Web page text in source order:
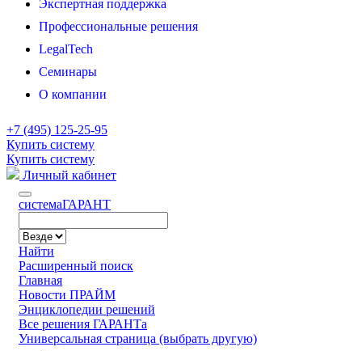
Новости
Все решения ГАРАНТа
Экспертная поддержка
Профессиональные решения
Предприятию
Бухгалтеру
Юристу
Индивидуальное решение
LegalTech
Аналитическая Система “Сутяжник”
Конструктор правовых документов
Гарант Тендер
Экспресс Согласование
Гарант Диск
Гарант Коннект
Онлайн Патент Стандарт
Бизнес на контроле
Гарант ДокМэйл
ЧекДок
Семинары
О компании
Патенты и сертификаты
Вакансии
+7 (495) 125-25-95
Купить систему
Купить систему
Личный кабинет
cистемаГАРАНТ
Найти
Расширенный поиск
Главная
Новости ПРАЙМ
Энциклопедии решений
Все решения ГАРАНТа
Универсальная страница (выбрать другую)